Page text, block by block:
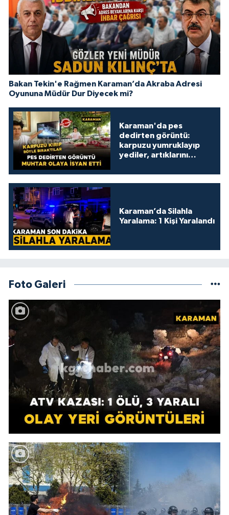
Bakan Tekin'e Rağmen Karaman’da Akraba Adresi
Oyununa Müdür Dur Diyecek mi?
Karaman'da pes
dedirten görüntü:
karpuzu yumruklayıp
yediler, artıklarını
Karaman’da Silahla
Yaralama: 1 Kişi Yaralandı
Foto Galeri